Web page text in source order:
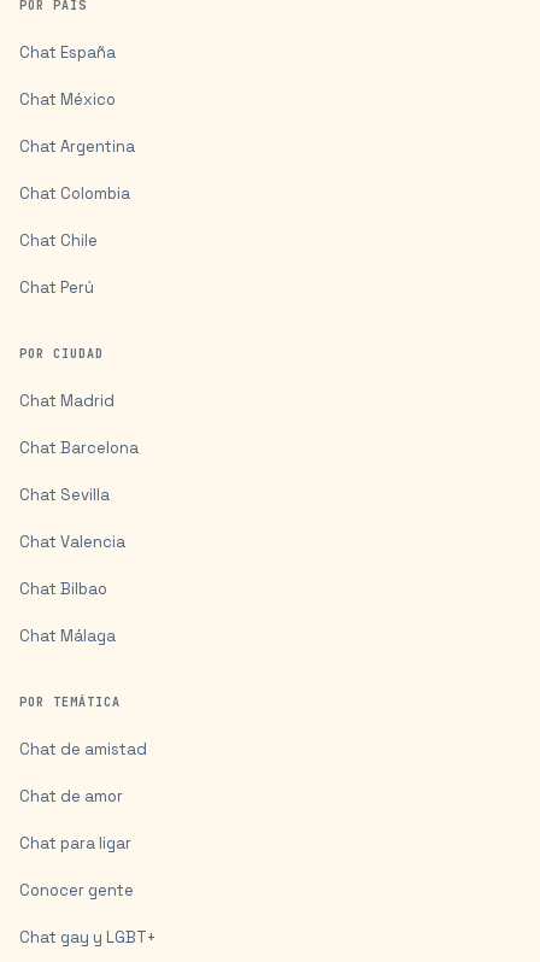
POR PAÍS
Chat España
Chat México
Chat Argentina
Chat Colombia
Chat Chile
Chat Perú
POR CIUDAD
Chat Madrid
Chat Barcelona
Chat Sevilla
Chat Valencia
Chat Bilbao
Chat Málaga
POR TEMÁTICA
Chat de amistad
Chat de amor
Chat para ligar
Conocer gente
Chat gay y LGBT+